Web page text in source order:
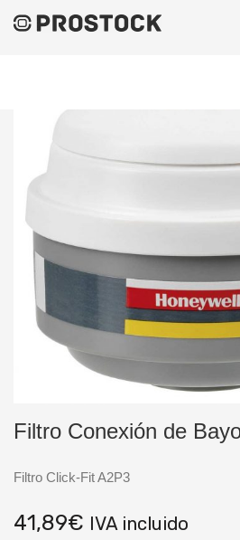
Filtro Conexión de
Filtro Click-Fit A2P3
41,89€ IVA incluido